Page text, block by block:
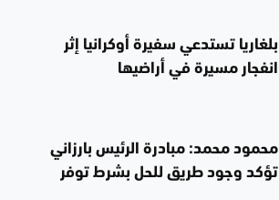
بلغاريا تستدعي سفيرة أوكرانيا إثر
انفجار مسيرة في أراضيها
محمود محمد: مبادرة الرئيس بارزاني
تؤكد وجود طريق للحل بشرط توفر